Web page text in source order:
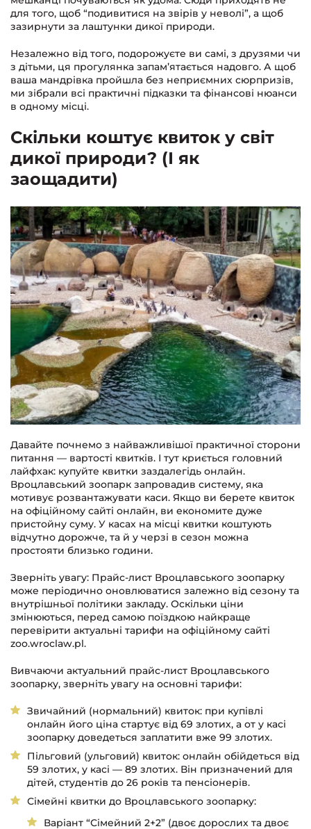
для того, щоб “подивитися на звірів у неволі”, а щоб
зазирнути за лаштунки дикої природи.
Незалежно від того, подорожуєте ви самі, з друзями чи
з дітьми, ця прогулянка запам’ятається надовго. А щоб
ваша мандрівка пройшла без неприємних сюрпризів,
ми зібрали всі практичні підказки та фінансові нюанси
в одному місці.
Скільки коштує квиток у світ
дикої природи? (І як
заощадити)
Давайте почнемо з найважливішої практичної сторони
питання — вартості квитків. І тут криється головний
лайфхак: купуйте квитки заздалегідь онлайн.
Вроцлавський зоопарк запровадив систему, яка
мотивує розвантажувати каси. Якщо ви берете квиток
на офіційному сайті онлайн, ви економите дуже
пристойну суму. У касах на місці квитки коштують
відчутно дорожче, та й у черзі в сезон можна
простояти близько години.
Зверніть увагу: Прайс-лист Вроцлавського зоопарку
може періодично оновлюватися залежно від сезону та
внутрішньої політики закладу. Оскільки ціни
змінюються, перед самою поїздкою найкраще
перевірити актуальні тарифи на офіційному сайті
zoo.wroclaw.pl.
Вивчаючи актуальний прайс-лист Вроцлавського
зоопарку, зверніть увагу на основні тарифи:
Звичайний (нормальний) квиток: при купівлі
онлайн його ціна стартує від 69 злотих, а от у касі
зоопарку доведеться заплатити вже 99 злотих.
Пільговий (ульговий) квиток: онлайн обійдеться від
59 злотих, у касі — 89 злотих. Він призначений для
дітей, студентів до 26 років та пенсіонерів.
Сімейні квитки до Вроцлавського зоопарку:
Варіант “Сімейний 2+2” (двоє дорослих та двоє